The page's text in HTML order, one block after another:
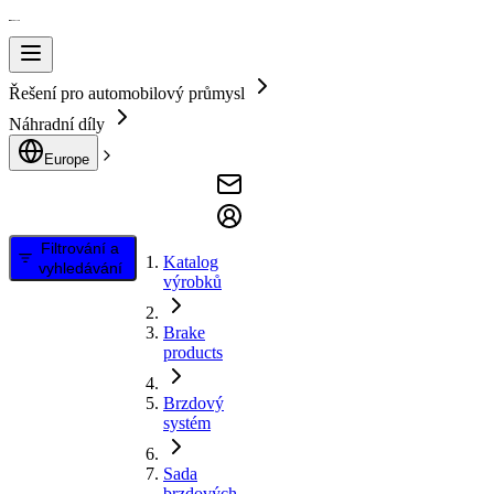
Řešení pro automobilový průmysl
Náhradní díly
Europe
Filtrování a
vyhledávání
Katalog
výrobků
Brake
products
Brzdový
systém
Sada